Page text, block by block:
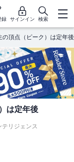
録 サインイン 検索
の頂点（ピーク）は定年後
は定年後
リジェンス